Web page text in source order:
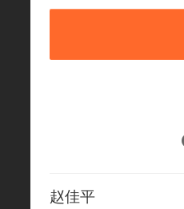
赵佳平